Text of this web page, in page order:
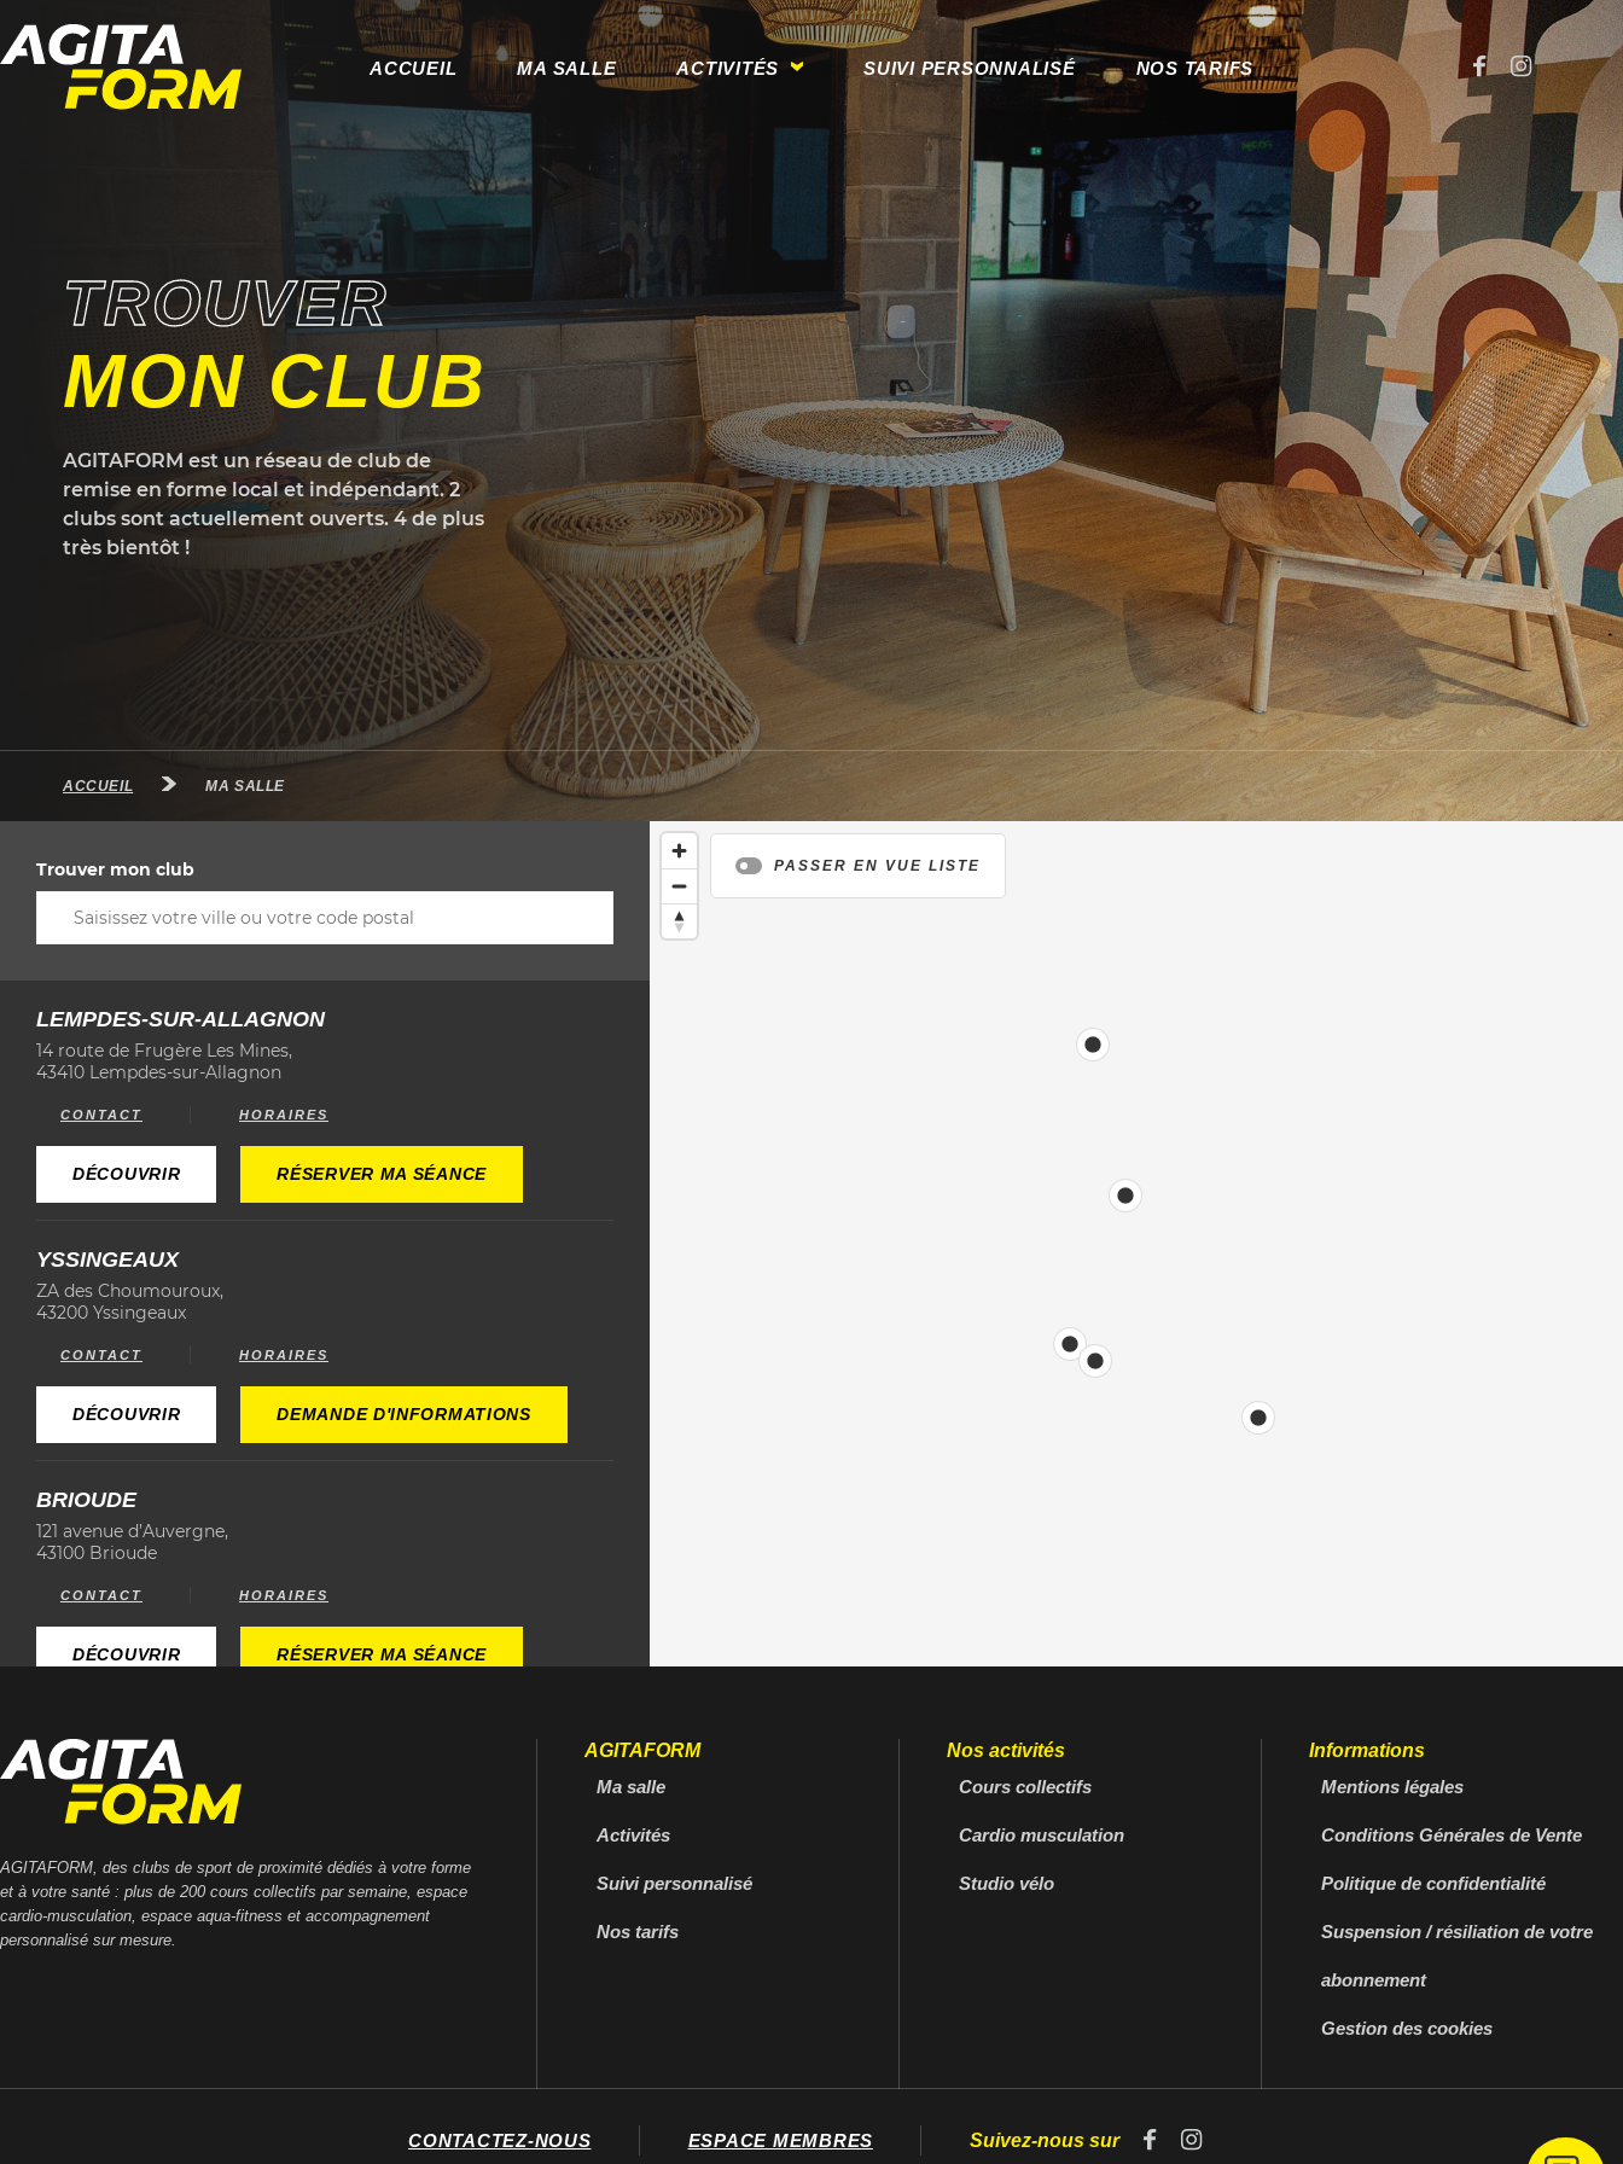
ACCUEIL MA SALLE ACTIVITÉS SUIVI PERSONNALISÉ NOS TARIFS
TROUVER
MON CLUB
AGITAFORM est un réseau de club de
remise en forme local et indépendant. 2
clubs sont actuellement ouverts. 4 de plus
très bientôt !
ACCUEIL MA SALLE
Trouver mon club
votre ville pour obtenir des
LEMPDES-SUR-ALLAGNON
14 route de Frugère Les Mines,
43410 Lempdes-sur-Allagnon
CONTACT HORAIRES
DÉCOUVRIR RÉSERVER MA SÉANCE
YSSINGEAUX
ZA des Choumouroux,
43200 Yssingeaux
CONTACT HORAIRES
DÉCOUVRIR DEMANDE D'INFORMATIONS
BRIOUDE
121 avenue d’Auvergne,
43100 Brioude
CONTACT HORAIRES
DÉCOUVRIR RÉSERVER MA SÉANCE
THIERS
8 rue François Truffaut,
63300 Thiers
DÉCOUVRIR RÉSERVER MA SÉANCE
RÉSERVER MA SÉANCE
PASSER EN VUE LISTE
AGITAFORM, des clubs de sport de proximité dédiés à votre forme
et à votre santé : plus de 200 cours collectifs par semaine, espace
cardio-musculation, espace aqua-fitness et accompagnement
personnalisé sur mesure.
AGITAFORM
Ma salle
Activités
Suivi personnalisé
Nos tarifs
Nos activités
Cours collectifs
Cardio musculation
Studio vélo
Informations
Mentions légales
Conditions Générales de Vente
Politique de confidentialité
Suspension / résiliation de votre
abonnement
Gestion des cookies
CONTACTEZ-NOUS ESPACE MEMBRES Suivez-nous sur